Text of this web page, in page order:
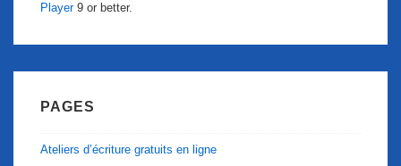
Player9 or better.
PAGES
Ateliers d’écriture gratuits en ligne